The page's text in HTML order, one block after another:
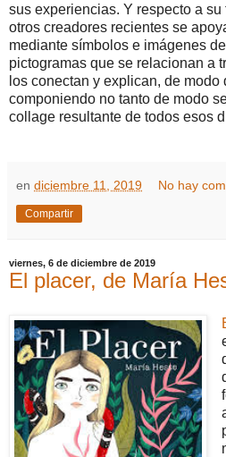
sus experiencias. Y respecto a su
otros creadores recientes se
mediante símbolos e imágenes
pictogramas que se relacionan a
los conectan y explican, de modo
componiendo no tanto de modo
collage resultante de todos esos
en diciembre 11, 2019 No hay
Compartir
viernes, 6 de diciembre de 2019
El placer, de María